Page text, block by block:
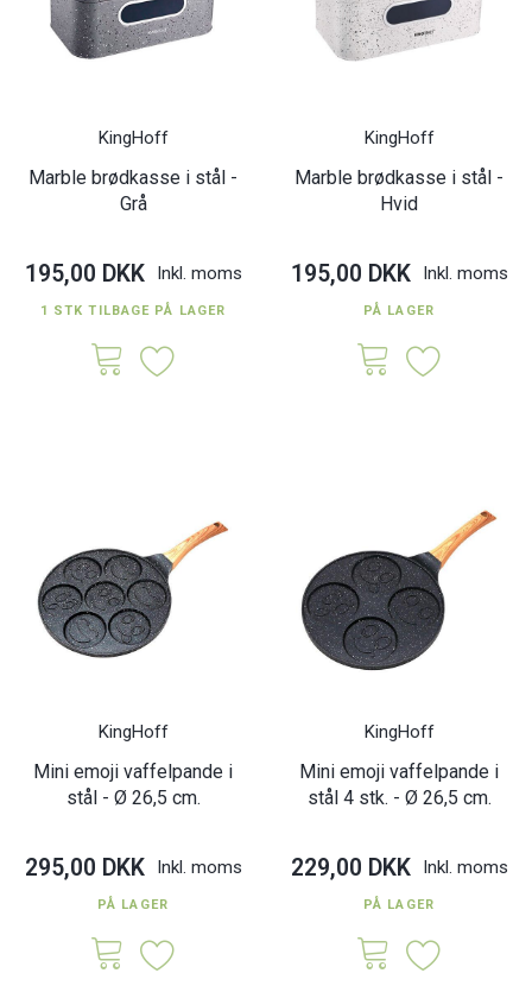
KingHoff
Marble brødkasse i stål -
Grå
195,00 DKK Inkl. moms
1 STK TILBAGE PÅ LAGER
KingHoff
Marble brødkasse i stål -
Hvid
195,00 DKK Inkl. moms
PÅ LAGER
KingHoff
Mini emoji vaffelpande i
stål - Ø 26,5 cm.
295,00 DKK Inkl. moms
PÅ LAGER
KingHoff
Mini emoji vaffelpande i
stål 4 stk. - Ø 26,5 cm.
229,00 DKK Inkl. moms
PÅ LAGER